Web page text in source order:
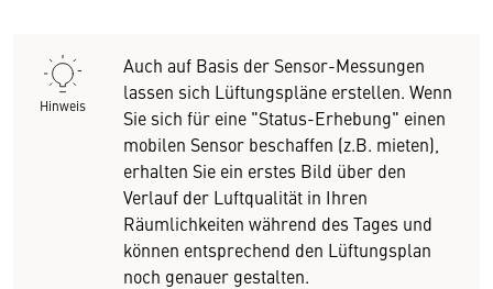
Hinweis
Auch auf Basis der Sensor-Messungen
lassen sich Lüftungspläne erstellen. Wenn
Sie sich für eine "Status-Erhebung" einen
mobilen Sensor beschaffen (z.B. mieten),
erhalten Sie ein erstes Bild über den
Verlauf der Luftqualität in Ihren
Räumlichkeiten während des Tages und
können entsprechend den Lüftungsplan
noch genauer gestalten.